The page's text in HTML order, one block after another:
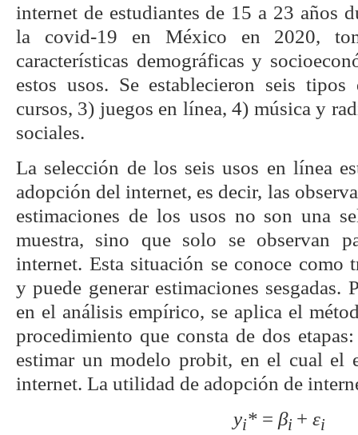
internet de estudiantes de 15 a 23 años
la covid-19 en México en 2020,
características demográficas y
estos usos. Se establecieron seis
cursos, 3) juegos en línea, 4) música y
sociales.
La selección de los seis usos en línea
adopción del internet, es decir, las
estimaciones de los usos no son una
muestra, sino que solo se observan
internet. Esta situación se conoce como
y puede generar estimaciones sesgadas.
en el análisis empírico, se aplica el
procedimiento que consta de dos
estimar un modelo probit, en el cual el
internet. La utilidad de adopción de
yi* =βi + εi